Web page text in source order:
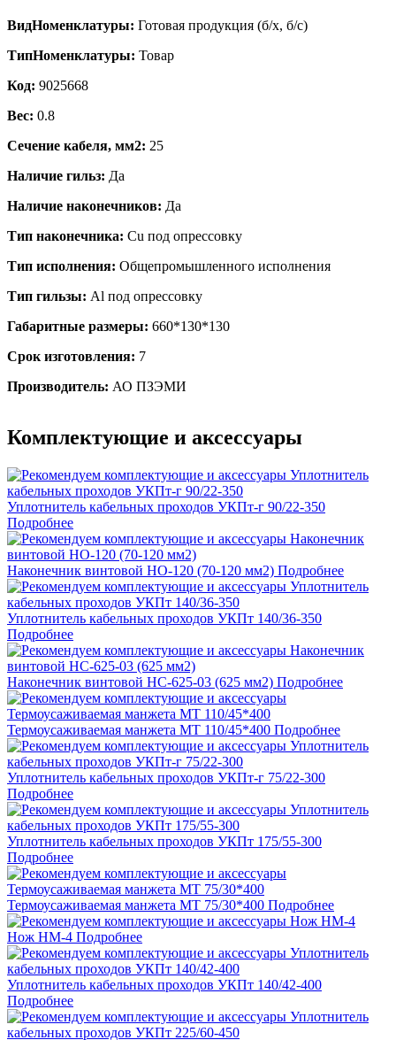
ВидНоменклатуры: Готовая продукция (б/х, б/с)
ТипНоменклатуры: Товар
Код: 9025668
Вес: 0.8
Сечение кабеля, мм2: 25
Наличие гильз: Да
Наличие наконечников: Да
Тип наконечника: Cu под опрессовку
Тип исполнения: Общепромышленного исполнения
Тип гильзы: Al под опрессовку
Габаритные размеры: 660*130*130
Срок изготовления: 7
Производитель: АО ПЗЭМИ
Комплектующие и аксессуары
Уплотнитель кабельных проходов УКПт-г 90/22-350
Подробнее
Наконечник винтовой НО-120 (70-120 мм2) Подробнее
Уплотнитель кабельных проходов УКПт 140/36-350
Подробнее
Наконечник винтовой НС-625-03 (625 мм2) Подробнее
Термоусаживаемая манжета МТ 110/45*400 Подробнее
Уплотнитель кабельных проходов УКПт-г 75/22-300
Подробнее
Уплотнитель кабельных проходов УКПт 175/55-300
Подробнее
Термоусаживаемая манжета МТ 75/30*400 Подробнее
Нож НМ-4 Подробнее
Уплотнитель кабельных проходов УКПт 140/42-400
Подробнее